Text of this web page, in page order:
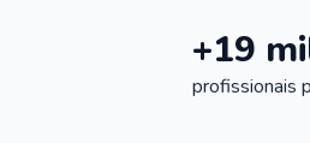
+19
profissionais